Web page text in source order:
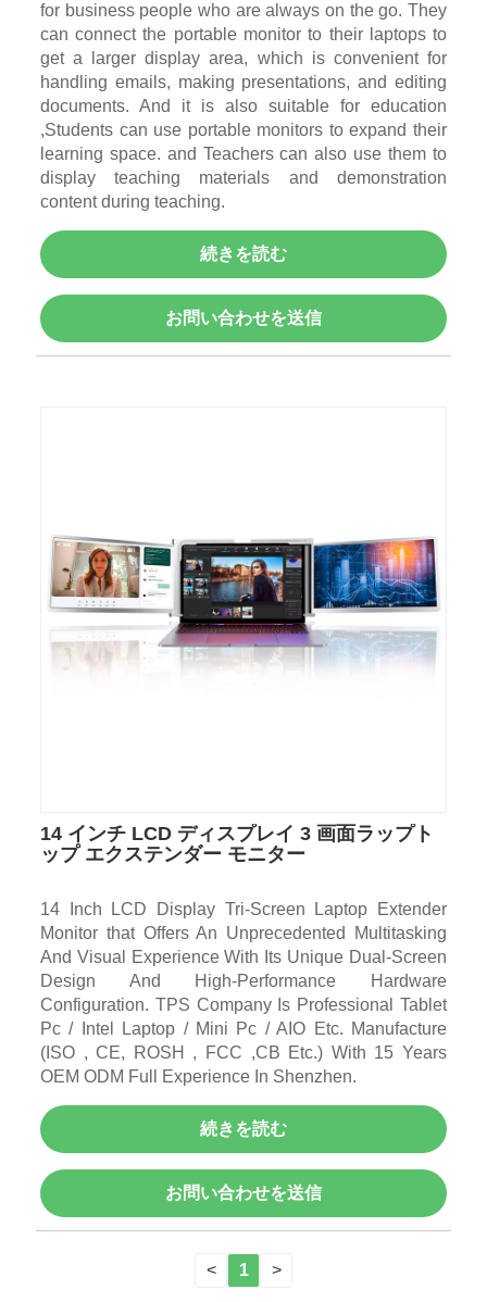
for business people who are always on the go. They
can connect the portable monitor to their laptops to
get a larger display area, which is convenient for
handling emails, making presentations, and editing
documents. And it is also suitable for education
,Students can use portable monitors to expand their
learning space. and Teachers can also use them to
display teaching materials and demonstration
content during teaching.
続きを読む
お問い合わせを送信
14 インチ LCD ディスプレイ 3 画面ラップト
ップ エクステンダー モニター
14 Inch LCD Display Tri-Screen Laptop Extender
Monitor that Offers An Unprecedented Multitasking
And Visual Experience With Its Unique Dual-Screen
Design And High-Performance Hardware
Configuration. TPS Company Is Professional Tablet
Pc / Intel Laptop / Mini Pc / AIO Etc. Manufacture
(ISO , CE, ROSH , FCC ,CB Etc.) With 15 Years
OEM ODM Full Experience In Shenzhen.
続きを読む
お問い合わせを送信
< 1 >